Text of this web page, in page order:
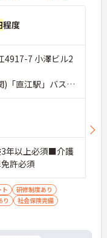
程度
4917-7 小澤ビル2
)「直江駅」バス・
年以上必須■介護
許必須
研修制度あり
り
社会保険完備